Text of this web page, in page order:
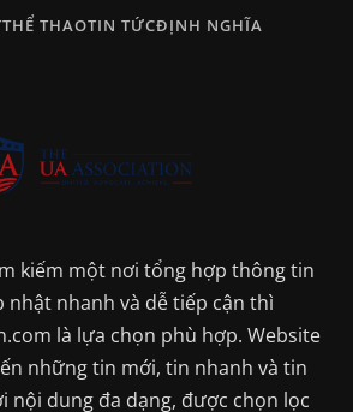
THỂ THAOTIN TỨCĐỊNH NGHĨA
kiếm một nơi tổng hợp thông tin
nhật nhanh và dễ tiếp cận thì
là lựa chọn phù hợp. Website
những tin mới, tin nhanh và tin
nội dung đa dạng, được chọn lọc